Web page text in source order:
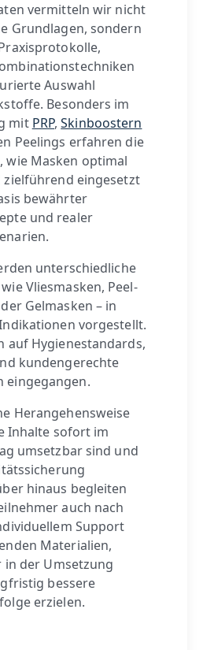
vermitteln wir nicht
Grundlagen, sondern
Auswahl
Besonders im
mit PRP,Skinboostern
Peelings erfahren die
wie Masken optimal
eingesetzt
bewährter
und realer
unterschiedliche
Vliesmasken, Peel-
Gelmasken – in
vorgestellt.
auf Hygienestandards,
kundengerechte
eingegangen.
Herangehensweise
Inhalte sofort im
umsetzbar sind und
hinaus begleiten
auch nach
Support
Materialien,
in der Umsetzung
bessere
erzielen.